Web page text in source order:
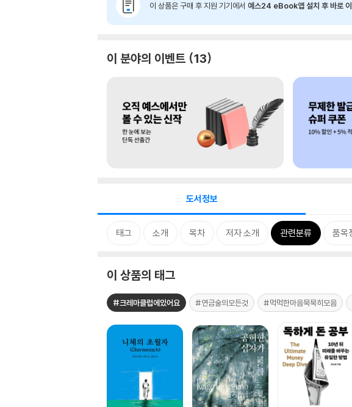
이 상품은 구매 후 지원 기기에서 예스24 eBook앱 설치 후 바로 이
이 분야의 이벤트 13
도서정보
태그 소개 목차 저자 소개 관련분류 품목
이 상품의 태그
#크레마클럽에있어요 #연금술의모든것 #먹먹한마음묵묵히모음